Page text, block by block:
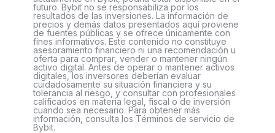
futuro. Bybit no se responsabiliza por los
resultados de las inversiones. La información de
precios y demás datos presentados aquí proviene
de fuentes públicas y se ofrece únicamente con
fines informativos. Este contenido no constituye
asesoramiento financiero ni una recomendación u
oferta para comprar, vender o mantener ningún
activo digital. Antes de operar o mantener activos
digitales, los inversores deberían evaluar
cuidadosamente su situación financiera y su
tolerancia al riesgo, y consultar con profesionales
calificados en materia legal, fiscal o de inversión
cuando sea necesario. Para obtener más
información, consulta los Términos de servicio de
Bybit.